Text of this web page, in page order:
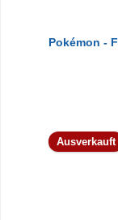
Pokémon -
Ausverkauft